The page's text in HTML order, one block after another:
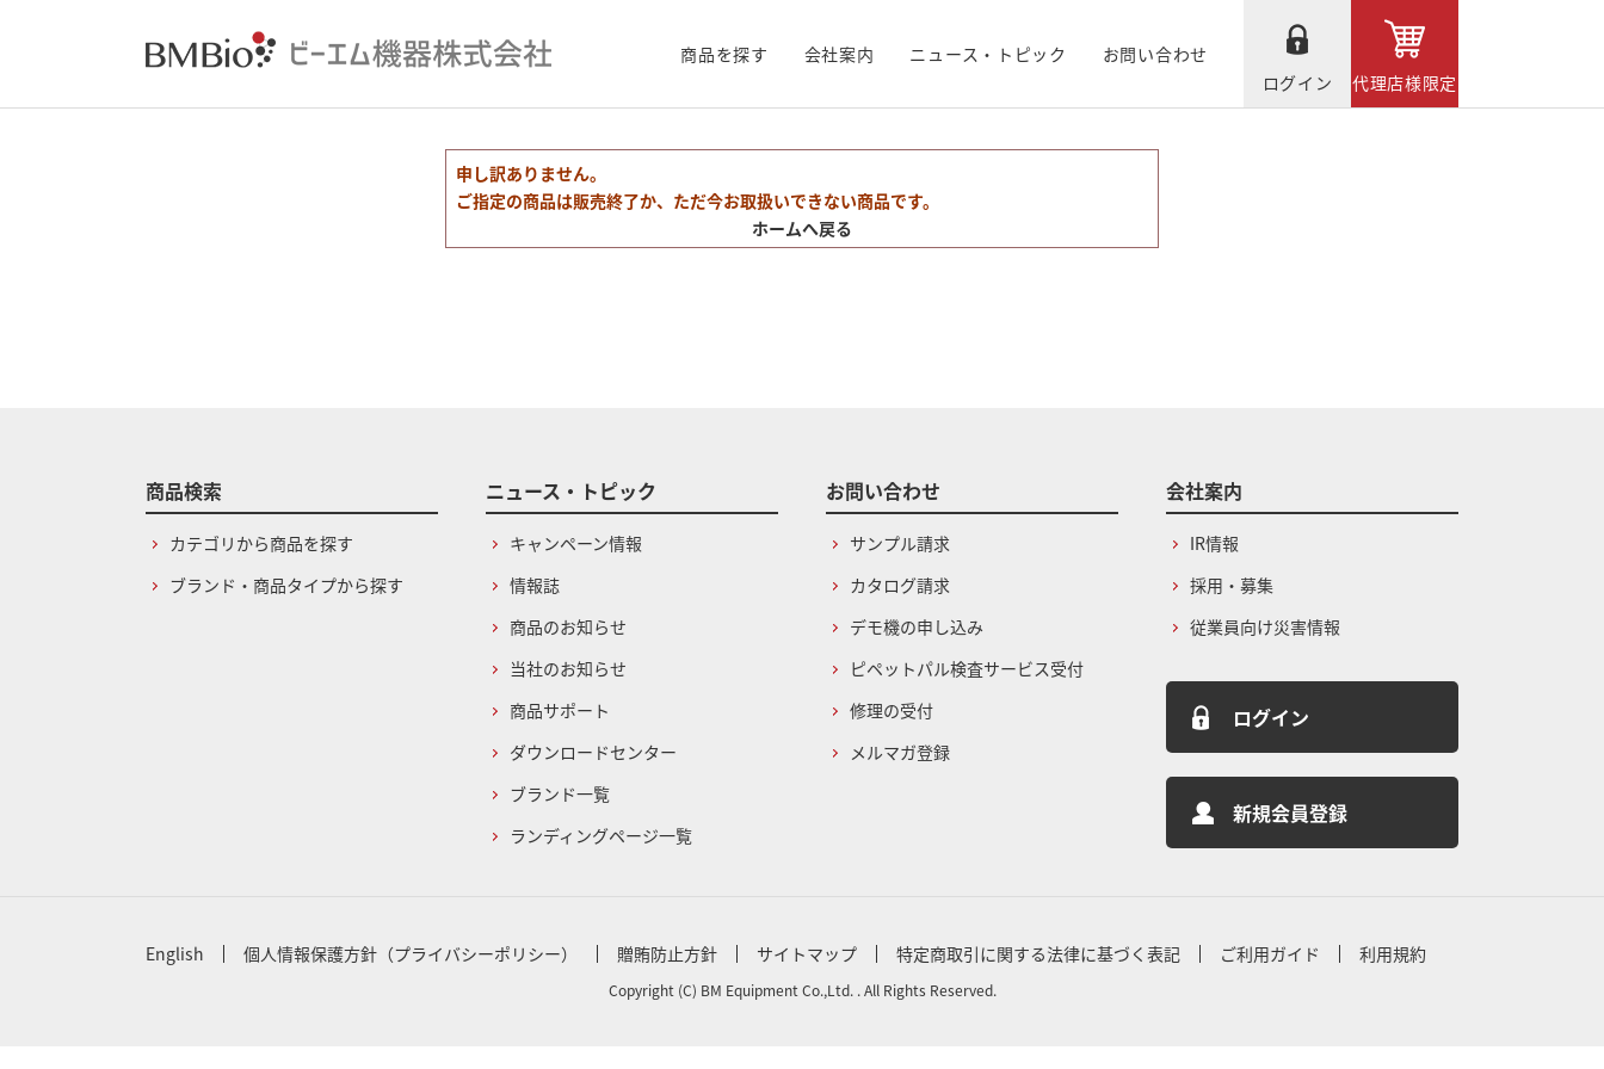
商品を探す 会社案内 ニュース・トピック
お問い合わせ
ログイン
代理店様限定
申し訳ありません。
ご指定の商品は販売終了か、ただ今お取扱いできない商品です。
ホームへ戻る
商品検索
カテゴリから商品を探す
ブランド・商品タイプから探す
ニュース・トピック
キャンペーン情報
情報誌
商品のお知らせ
当社のお知らせ
商品サポート
ダウンロードセンター
ブランド一覧
ランディングページ一覧
お問い合わせ
サンプル請求
カタログ請求
デモ機の申し込み
ピペットパル検査サービス受付
修理の受付
メルマガ登録
会社案内
IR情報
採用・募集
従業員向け災害情報
ログイン
新規会員登録
English 個人情報保護方針（プライバシーポリシー） 贈賄防止方針 サイトマップ 特定商取引に関する法律に基づく表記 ご利用ガイド 利用規約
Copyright (C) BM Equipment Co.,Ltd. . All Rights Reserved.